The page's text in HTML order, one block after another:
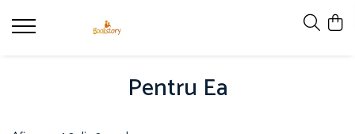
Pentru Ea